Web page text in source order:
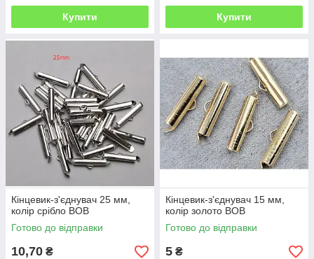
Купити Купити
Кінцевик-з'єднувач 25 мм,
колір срібло ВОВ
Готово до відправки
10,70 ₴
Кінцевик-з'єднувач 15 мм,
колір золото ВОВ
Готово до відправки
5 ₴